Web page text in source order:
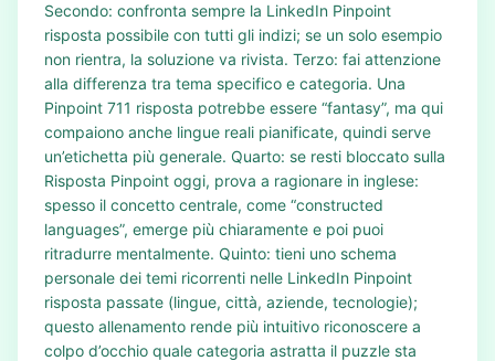
Secondo: confronta sempre la LinkedIn Pinpoint
risposta possibile con tutti gli indizi; se un solo esempio
non rientra, la soluzione va rivista. Terzo: fai attenzione
alla differenza tra tema specifico e categoria. Una
Pinpoint 711 risposta potrebbe essere “fantasy”, ma qui
compaiono anche lingue reali pianificate, quindi serve
un’etichetta più generale. Quarto: se resti bloccato sulla
Risposta Pinpoint oggi, prova a ragionare in inglese:
spesso il concetto centrale, come “constructed
languages”, emerge più chiaramente e poi puoi
ritradurre mentalmente. Quinto: tieni uno schema
personale dei temi ricorrenti nelle LinkedIn Pinpoint
risposta passate (lingue, città, aziende, tecnologie);
questo allenamento rende più intuitivo riconoscere a
colpo d’occhio quale categoria astratta il puzzle sta